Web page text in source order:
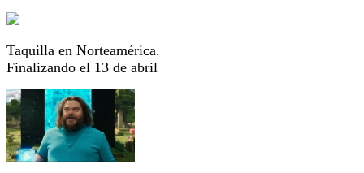
Taquilla en Norteamérica.
Finalizando el 13 de abril